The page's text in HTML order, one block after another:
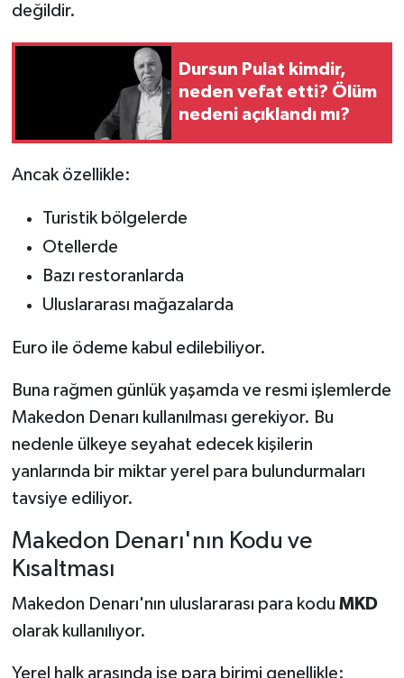
değildir.
Dursun Pulat kimdir,
neden vefat etti? Ölüm
nedeni açıklandı mı?
Ancak özellikle:
Turistik bölgelerde
Otellerde
Bazı restoranlarda
Uluslararası mağazalarda
Euro ile ödeme kabul edilebiliyor.
Buna rağmen günlük yaşamda ve resmi işlemlerde
Makedon Denarı kullanılması gerekiyor. Bu
nedenle ülkeye seyahat edecek kişilerin
yanlarında bir miktar yerel para bulundurmaları
tavsiye ediliyor.
Makedon Denarı'nın Kodu ve
Kısaltması
Makedon Denarı'nın uluslararası para kodu MKD
olarak kullanılıyor.
Yerel halk arasında ise para birimi genellikle: